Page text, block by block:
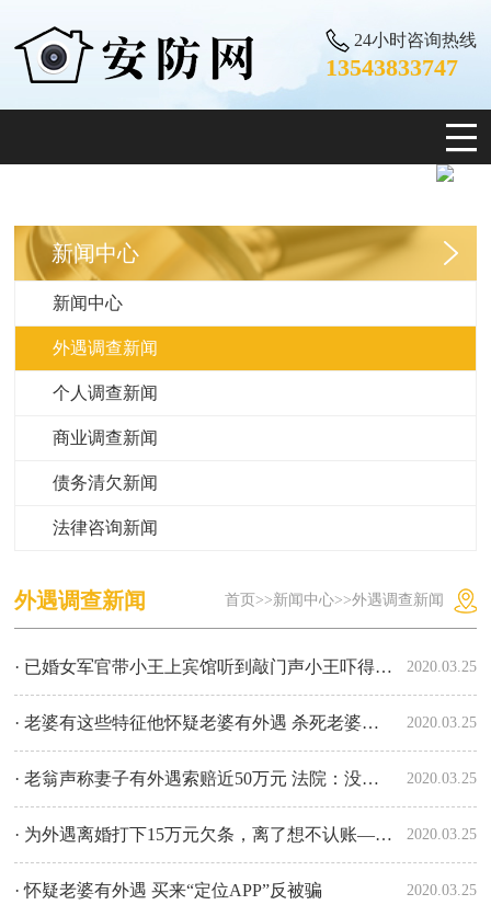
24小时咨询热线
13543833747
新闻中心
新闻中心
外遇调查新闻
个人调查新闻
商业调查新闻
债务清欠新闻
法律咨询新闻
外遇调查新闻 首页 >>新闻中心>>外遇调查新闻
2020.03.25
· 已婚女军官带小王上宾馆听到敲门声小王吓得跳楼逃
2020.03.25
· 老婆有这些特征他怀疑老婆有外遇 杀死老婆被判死缓
2020.03.25
· 老翁声称妻子有外遇索赔近50万元 法院：没有证据，全部驳回
2020.03.25
· 为外遇离婚打下15万元欠条，离了想不认账——没门
2020.03.25
· 怀疑老婆有外遇 买来“定位APP”反被骗